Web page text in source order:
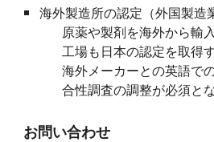
海外製造所の認定（外国製造
原薬や製剤を海外から輸
工場も日本の認定を取得
海外メーカーとの英語で
合性調査の調整が必須と
お問い合わせ